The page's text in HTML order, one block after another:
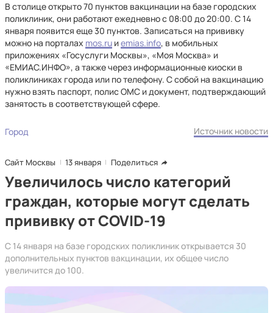
В столице открыто 70 пунктов вакцинации на базе городских
поликлиник, они работают ежедневно с 08:00 до 20:00. С 14
января появится еще 30 пунктов. Записаться на прививку
можно на порталах mos.ru иemias.info, в мобильных
приложениях «Госуслуги Москвы», «Моя Москва» и
«ЕМИАС.ИНФО», а также через информационные киоски в
поликлиниках города или по телефону. С собой на вакцинацию
нужно взять паспорт, полис ОМС и документ, подтверждающий
занятость в соответствующей сфере.
Город Источник новости
Сайт Москвы 13 января Поделиться
Увеличилось число категорий
граждан, которые могут сделать
прививку от COVID-19
С 14 января на базе городских поликлиник открывается 30
дополнительных пунктов вакцинации, их общее число
увеличится до 100.